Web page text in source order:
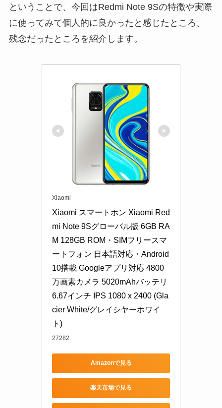
ということで、今回はRedmi Note 9Sの特徴や実際
に使ってみて個人的に良かったと感じたところ、
残念だったところを紹介します。
Xiaomi
Xiaomi スマートホン Xiaomi Red
mi Note 9Sグローバル版 6GB RA
M 128GB ROM・SIMフリースマ
ートフォン 日本語対応・Android
10搭載 Googleアプリ対応 4800
万画素カメラ 5020mAhバッテリ
6.67インチ IPS 1080 x 2400 (Gla
cier White/グレイシヤーホワイ
ト)
27282
Amazonで見る
楽天市場で見る